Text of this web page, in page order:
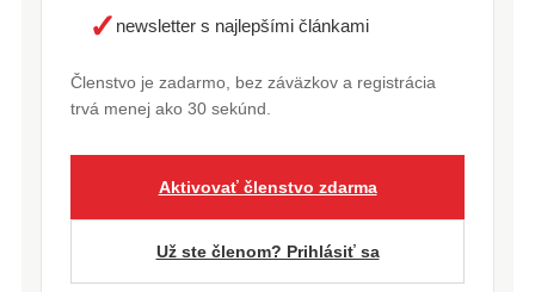
✓ newsletter s najlepšími článkami
Členstvo je zadarmo, bez záväzkov a registrácia
trvá menej ako 30 sekúnd.
Aktivovať členstvo zdarma
Už ste členom? Prihlásiť sa